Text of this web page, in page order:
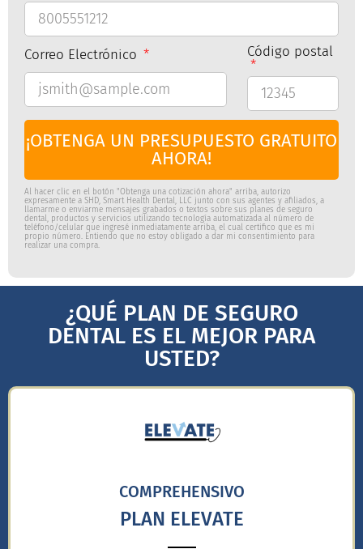
Correo Electrónico Código postal
¡OBTENGA UN PRESUPUESTO GRATUITO
AHORA!
Al hacer clic en el botón "Obtenga una cotización ahora" arriba, autorizo
expresamente a SHD, Smart Health Dental, LLC junto con sus agentes y afiliados, a
llamarme o enviarme mensajes grabados o textos sobre sus planes de seguro
dental, productos y servicios utilizando tecnología automatizada al número de
teléfono/celular que ingresé inmediatamente arriba, el cual certifico que es mi
propio número. Entiendo que no estoy obligado a dar mi consentimiento para
realizar una compra.
¿QUÉ PLAN DE SEGURO
DENTAL ES EL MEJOR PARA
USTED?
COMPREHENSIVO
PLAN ELEVATE